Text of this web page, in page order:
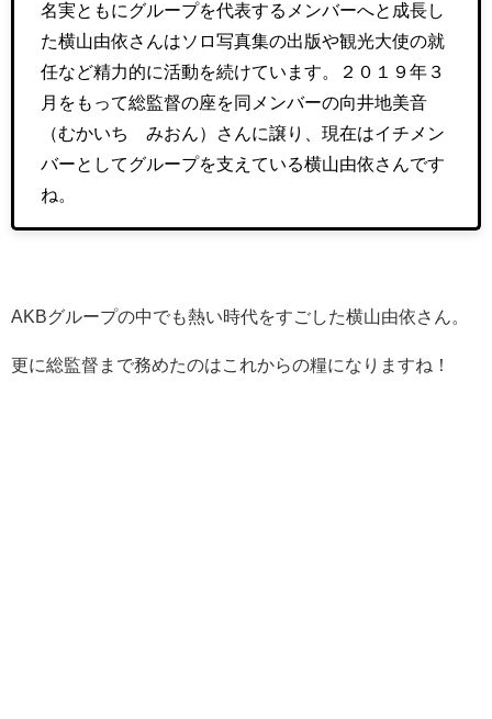
名実ともにグループを代表するメンバーへと成長し
た横山由依さんはソロ写真集の出版や観光大使の就
任など精力的に活動を続けています。２０１９年３
月をもって総監督の座を同メンバーの向井地美音
（むかいち みおん）
さんに譲り、現在はイチメン
バーとしてグループを支えている横山由依さんです
ね。
AKBグループの中でも熱い時代をすごした横山由依さん。
更に総監督まで務めたのはこれからの糧になりますね！